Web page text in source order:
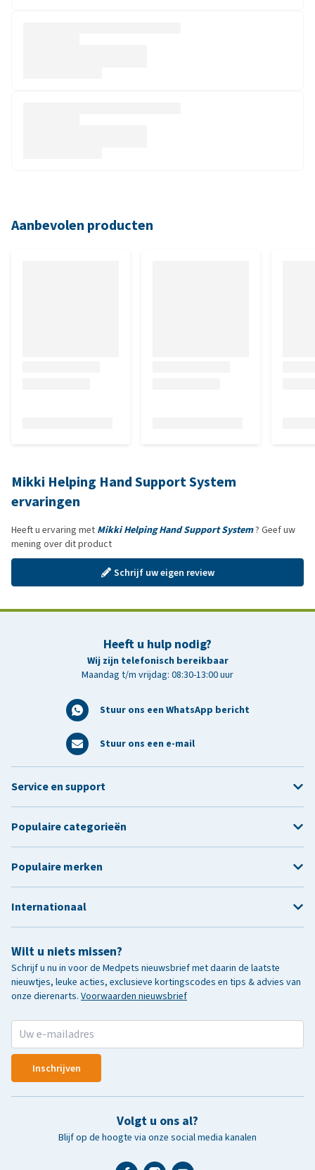
Aanbevolen producten
Mikki Helping Hand Support System
ervaringen
Heeft u ervaring met Mikki Helping Hand Support System? Geef uw
mening over dit product
Schrijf uw eigen review
Heeft u hulp nodig?
Wij zijn telefonisch bereikbaar
Maandag t/m vrijdag: 08:30-13:00 uur
Stuur ons een WhatsApp bericht
Stuur ons een e-mail
Wilt u niets missen?
Schrijf u nu in voor de Medpets nieuwsbrief met daarin de laatste
nieuwtjes, leuke acties, exclusieve kortingscodes en tips & advies van
onze dierenarts. Voorwaarden nieuwsbrief
Inschrijven
Volgt u ons al?
Blijf op de hoogte via onze social media kanalen
Service en support
Populaire categorieën
Populaire merken
Internationaal